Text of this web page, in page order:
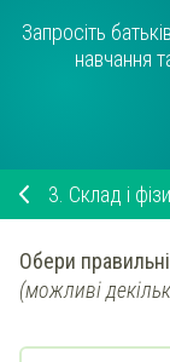
Запросіть
навчання
3. Склад і
Обери
(можливі